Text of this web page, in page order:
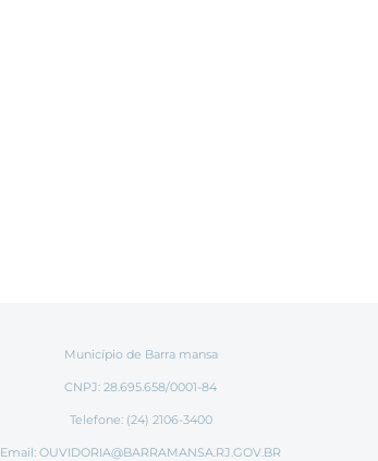
Município de Barra mansa
CNPJ: 28.695.658/0001-84
Telefone: (24) 2106-3400
Email:OUVIDORIA@BARRAMANSA.RJ.GOV.BR